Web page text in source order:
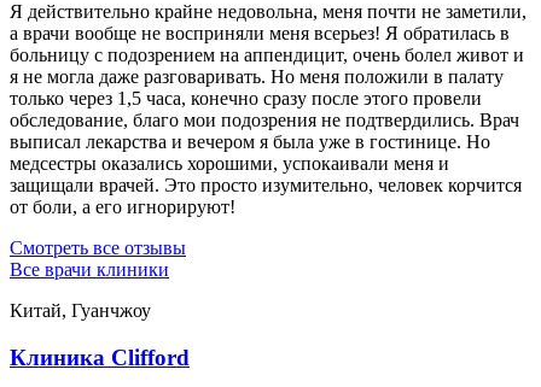
Я действительно крайне недовольна, меня почти не заметили,
а врачи вообще не восприняли меня всерьез! Я обратилась в
больницу с подозрением на аппендицит, очень болел живот и
я не могла даже разговаривать. Но меня положили в палату
только через 1,5 часа, конечно сразу после этого провели
обследование, благо мои подозрения не подтвердились. Врач
выписал лекарства и вечером я была уже в гостинице. Но
медсестры оказались хорошими, успокаивали меня и
защищали врачей. Это просто изумительно, человек корчится
от боли, а его игнорируют!
Смотреть все отзывы
Все врачи клиники
Китай, Гуанчжоу
Клиника Clifford